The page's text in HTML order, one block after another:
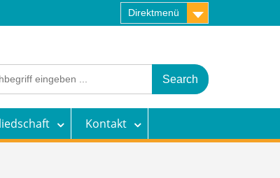
Direktmenü
Kontakt